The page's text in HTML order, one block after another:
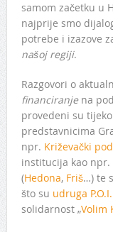
samom začetku u
najprije smo
potrebe i izazove
našoj regiji.
Razgovori o
financiranjena
provedeni su
predstavnicima
npr. Križevački
institucija kao npr.
(Hedona, Friš…) te
što su udruga
solidarnost „Volim